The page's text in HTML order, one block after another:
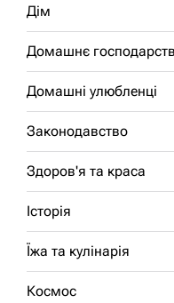
Дім
Домашнє
Домашні улюбленці
Законодавство
Здоров'я та краса
Історія
Їжа та кулінарія
Космос